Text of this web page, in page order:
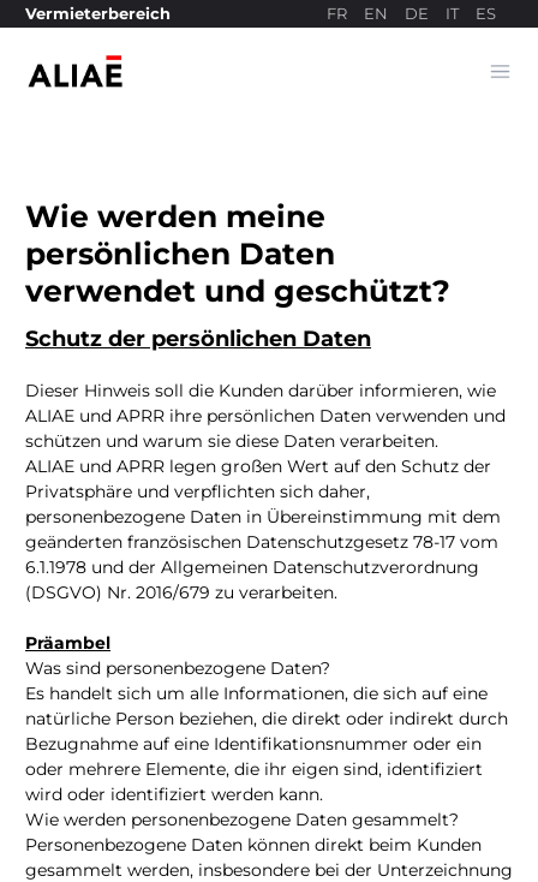
Vermieterbereich FR EN DE IT ES
Bezahlseite
Wie werden meine
persönlichen Daten
verwendet und geschützt?
Schutz der persönlichen Daten
Dieser Hinweis soll die Kunden darüber informieren, wie
ALIAE und APRR ihre persönlichen Daten verwenden und
schützen und warum sie diese Daten verarbeiten.
ALIAE und APRR legen großen Wert auf den Schutz der
Privatsphäre und verpflichten sich daher,
personenbezogene Daten in Übereinstimmung mit dem
geänderten französischen Datenschutzgesetz 78-17 vom
6.1.1978 und der Allgemeinen Datenschutzverordnung
(DSGVO) Nr. 2016/679 zu verarbeiten.
Präambel
Was sind personenbezogene Daten?
Es handelt sich um alle Informationen, die sich auf eine
natürliche Person beziehen, die direkt oder indirekt durch
Bezugnahme auf eine Identifikationsnummer oder ein
oder mehrere Elemente, die ihr eigen sind, identifiziert
wird oder identifiziert werden kann.
Wie werden personenbezogene Daten gesammelt?
Personenbezogene Daten können direkt beim Kunden
gesammelt werden, insbesondere bei der Unterzeichnung